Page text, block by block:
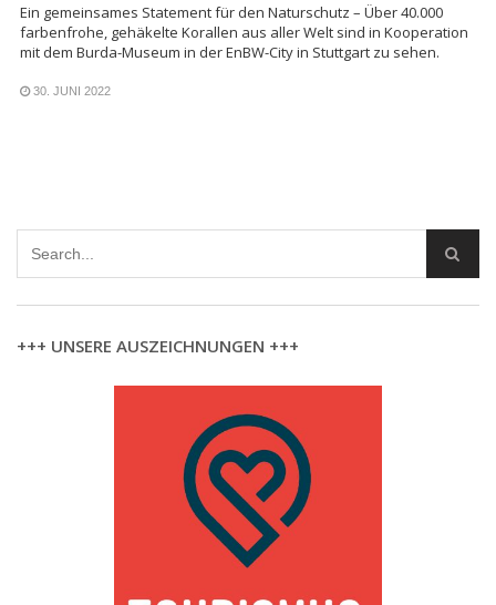
Ein gemeinsames Statement für den Naturschutz – Über 40.000
farbenfrohe, gehäkelte Korallen aus aller Welt sind in Kooperation
mit dem Burda-Museum in der EnBW-City in Stuttgart zu sehen.
30. JUNI 2022
+++ UNSERE AUSZEICHNUNGEN +++